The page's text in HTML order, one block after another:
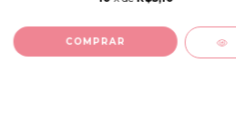
COMPRAR